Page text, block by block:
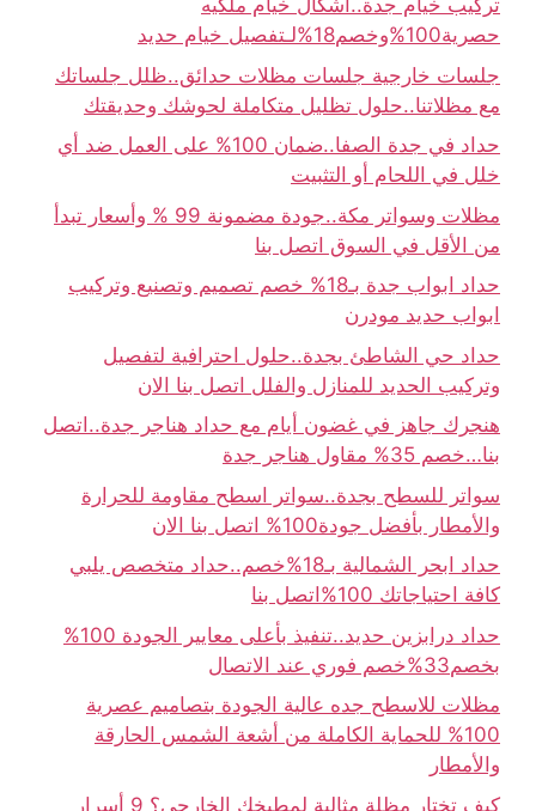
تركيب خيام جدة..اشكال خيام ملكيه
حصرية100%وخصم18%لـتفصيل خيام حديد
جلسات خارجية جلسات مظلات حدائق..ظلل جلساتك
مع مظلاتنا..حلول تظليل متكاملة لحوشك وحديقتك
حداد في جدة الصفا..ضمان 100% على العمل ضد أي
خلل في اللحام أو التثبيت
مظلات وسواتر مكة..جودة مضمونة 99 % وأسعار تبدأ
من الأقل في السوق اتصل بنا
حداد ابواب جدة بـ18% خصم تصميم وتصنيع وتركيب
ابواب حديد مودرن
حداد حي الشاطئ بجدة..حلول احترافية لتفصيل
وتركيب الحديد للمنازل والفلل اتصل بنا الان
هنجرك جاهز في غضون أيام مع حداد هناجر جدة..اتصل
بنا…خصم 35% مقاول هناجر جدة
سواتر للسطح بجدة..سواتر اسطح مقاومة للحرارة
والأمطار بأفضل جودة100% اتصل بنا الان
حداد ابحر الشمالية بـ18%خصم..حداد متخصص يلبي
كافة احتياجاتك 100%اتصل بنا
حداد درابزين حديد..تنفيذ بأعلى معايير الجودة 100%
بخصم33%خصم فوري عند الاتصال
مظلات للاسطح جده عالية الجودة بتصاميم عصرية
100% للحماية الكاملة من أشعة الشمس الحارقة
والأمطار
كيف تختار مظلة مثالية لمطبخك الخارجي؟ 9 أسرار